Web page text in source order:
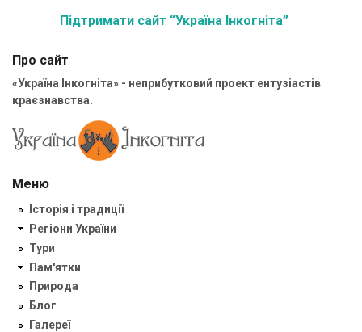
Підтримати сайт “Україна Інкогніта”
Про сайт
«Україна Інкогніта» - неприбутковий проект ентузіастів
краєзнавства.
Меню
Історія і традиції
Регіони України
Тури
Пам'ятки
Природа
Блог
Галереї